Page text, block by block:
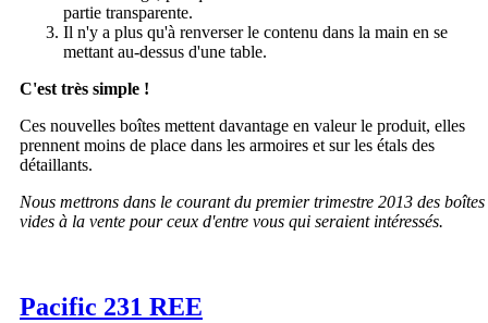
partie transparente.
Il n'y a plus qu'à renverser le contenu dans la main en se
mettant au-dessus d'une table.
C'est très simple !
Ces nouvelles boîtes mettent davantage en valeur le produit, elles
prennent moins de place dans les armoires et sur les étals des
détaillants.
Nous mettrons dans le courant du premier trimestre 2013 des boîtes
vides à la vente pour ceux d'entre vous qui seraient intéressés.
Pacific 231 REE